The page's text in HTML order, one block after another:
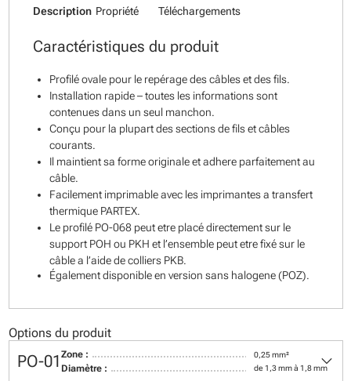
Description Propriété Téléchargements
Caractéristiques du produit
Profilé ovale pour le repérage des câbles et des fils.
Installation rapide – toutes les informations sont
contenues dans un seul manchon.
Conçu pour la plupart des sections de fils et câbles
courants.
Il maintient sa forme originale et adhere parfaitement au
câble.
Facilement imprimable avec les imprimantes a transfert
thermique PARTEX.
Le profilé PO-068 peut etre placé directement sur le
support POH ou PKH et l’ensemble peut etre fixé sur le
câble a l’aide de colliers PKB.
Également disponible en version sans halogene (POZ).
Options du produit
PO-01 Zone : 0,25 mm²
Diamètre : de 1,3 mm à 1,8 mm
keyboard_arrow_down